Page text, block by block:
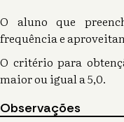
O aluno que
frequência e
O critério para
maior ou igual a 5,0.
Observações